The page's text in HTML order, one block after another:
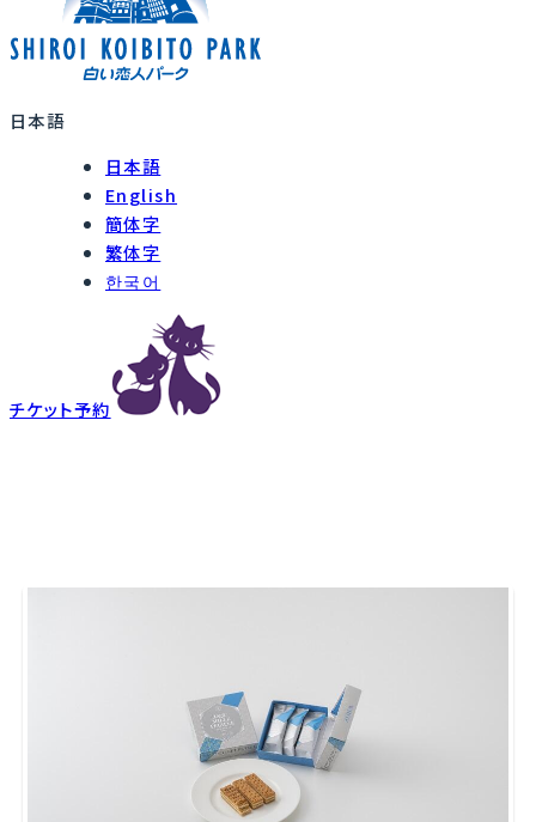
日本語
日本語
English
簡体字
繁体字
한국어
チケット予約